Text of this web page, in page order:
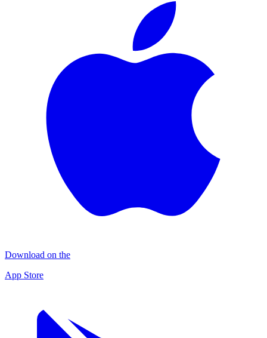
Download on the
App Store